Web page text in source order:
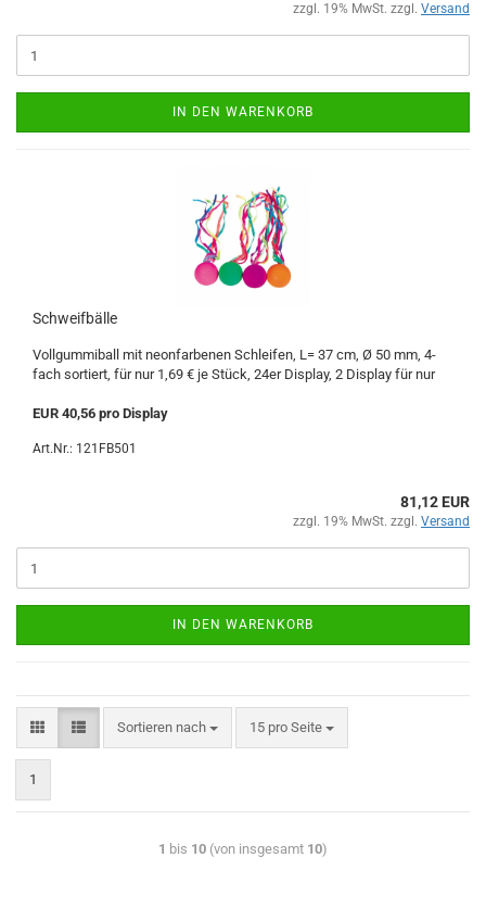
zzgl. 19% MwSt. zzgl. Versand
IN DEN WARENKORB
Schweifbälle
Vollgummiball mit neonfarbenen Schleifen, L= 37 cm, Ø 50 mm, 4-
fach sortiert, für nur 1,69 € je Stück, 24er Display, 2 Display für nur
EUR 40,56 pro Display
Art.Nr.: 121FB501
81,12 EUR
zzgl. 19% MwSt. zzgl. Versand
IN DEN WARENKORB
Sortieren nach 15 pro Seite
1
1 bis 10 (von insgesamt 10)